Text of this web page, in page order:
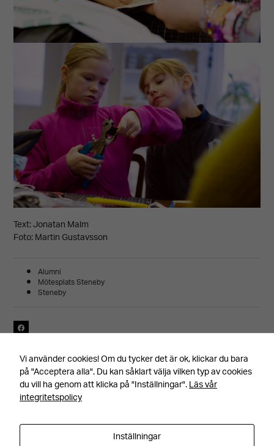
Text: Jonatan Malm
Foto: Martin Gustavsson
Alumni
Mötesplats Steneby
Steneby
YouTube
Vi använder cookies! Om du tycker det är ok, klickar du bara
på "Acceptera alla". Du kan såklart välja vilken typ av cookies
du vill ha genom att klicka på "Inställningar".Läs vår
integritetspolicy
Inställningar
Marknadsföring
Genom att dela
med dig av dina
intressen och
ditt beteende
när du surfar
ökar du chansen
att få se
innehåll och